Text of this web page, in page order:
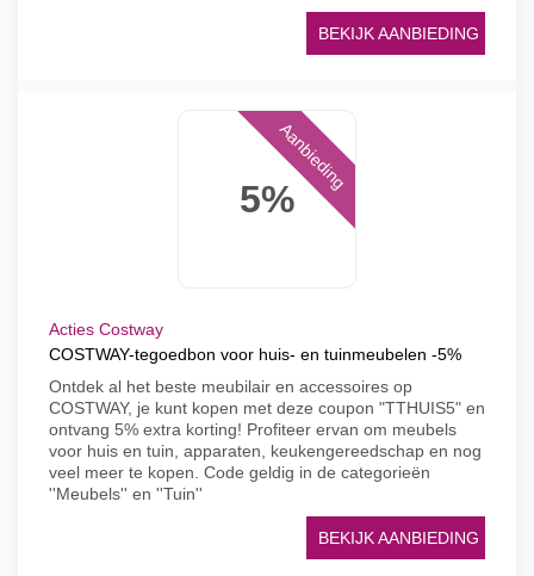
BEKIJK AANBIEDING
5%
Aanbieding
Acties Costway
COSTWAY-tegoedbon voor huis- en tuinmeubelen -5%
Ontdek al het beste meubilair en accessoires op
COSTWAY, je kunt kopen met deze coupon "TTHUIS5" en
ontvang 5% extra korting! Profiteer ervan om meubels
voor huis en tuin, apparaten, keukengereedschap en nog
veel meer te kopen. Code geldig in de categorieën
''Meubels'' en ''Tuin''
BEKIJK AANBIEDING